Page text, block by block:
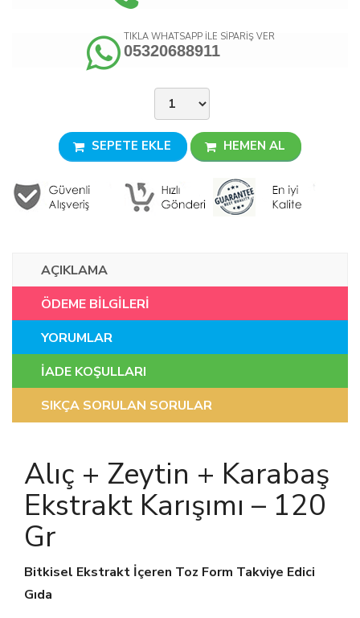
TIKLA WHATSAPP İLE SİPARİŞ VER
05320688911
SEPETE EKLE HEMEN AL
AÇIKLAMA
ÖDEME BİLGİLERİ
YORUMLAR
İADE KOŞULLARI
SIKÇA SORULAN SORULAR
Alıç + Zeytin + Karabaş
Ekstrakt Karışımı – 120
Gr
Bitkisel Ekstrakt İçeren Toz Form Takviye Edici
Gıda